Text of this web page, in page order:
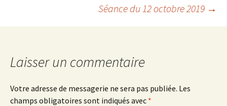
Navigation
des
articles
Séance du 12 octobre 2019 →
Laisser un commentaire
Votre adresse de messagerie ne sera pas publiée. Les
champs obligatoires sont indiqués avec *